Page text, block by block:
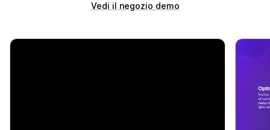
Vedi il negozio demo